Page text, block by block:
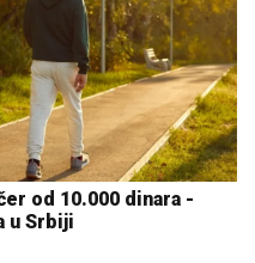
od 10.000 dinara -
u Srbiji